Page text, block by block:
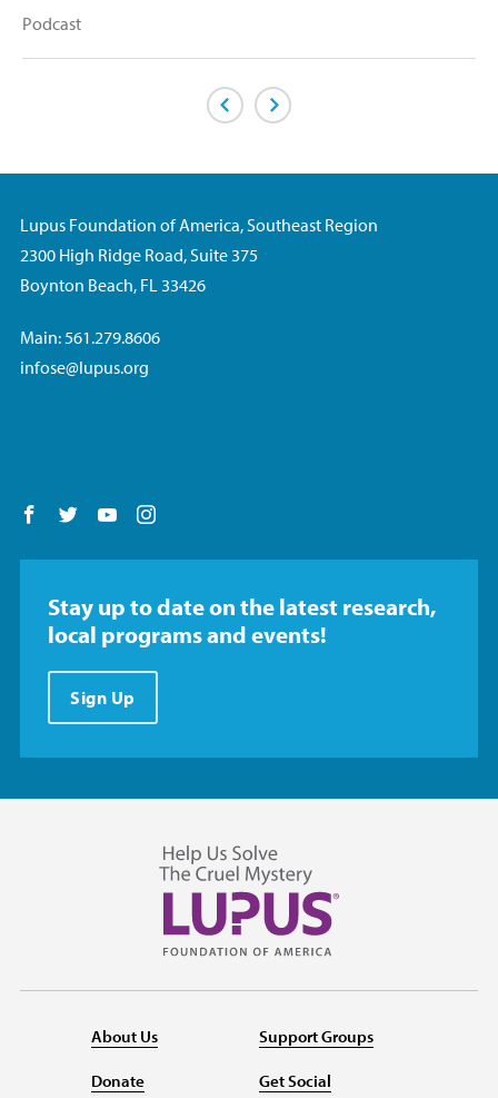
Podcast
Previous PageNext Page
Lupus Foundation of America, Southeast Region
2300 High Ridge Road, Suite 375
Boynton Beach, FL 33426
Main: 561.279.8606
infose@lupus.org
Follow us on Facebook
Follow us on Twitter
Follow us on YouTube
Stay up to date on the latest research,
local programs and events!
Sign Up
About Us
Donate
Support Groups
Get Social